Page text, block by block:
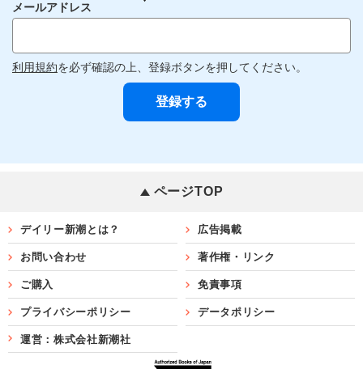
メールアドレス
利用規約を必ず確認の上、登録ボタンを押してください。
ページTOP
デイリー新潮とは？ 広告掲載
お問い合わせ 著作権・リンク
ご購入 免責事項
プライバシーポリシー データポリシー
運営：株式会社新潮社